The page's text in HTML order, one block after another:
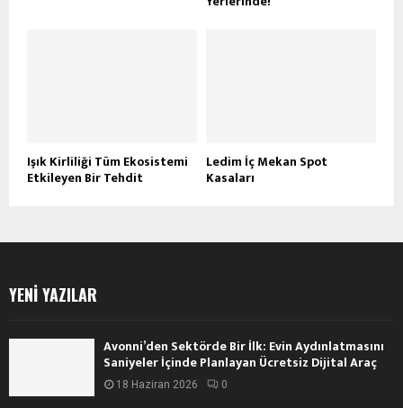
Işık Kirliliği Tüm Ekosistemi
Etkileyen Bir Tehdit
Ledim İç Mekan Spot
Kasaları
YENI YAZILAR
Avonni’den Sektörde Bir İlk: Evin Aydınlatmasını
Saniyeler İçinde Planlayan Ücretsiz Dijital Araç
18 Haziran 2026 0